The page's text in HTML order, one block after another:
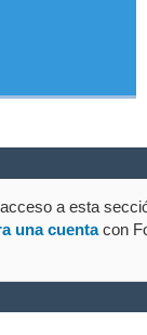
a esta
una cuentacon